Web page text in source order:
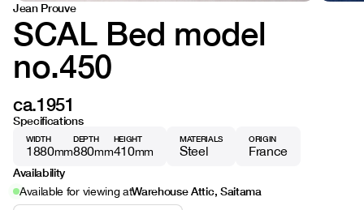
Jean Prouve
SCAL Bed model
no.450
ca.1951
Specifications
WIDTH
1880mm
DEPTH
880mm
HEIGHT
410mm
MATERIALS
Steel
ORIGIN
France
Availability
Available for viewing atWarehouse Attic, Saitama